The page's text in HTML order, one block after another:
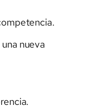
nueva